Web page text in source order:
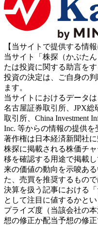
【当サイトで提供する情報
当サイト「株探（かぶた
たは投資に関する助言を
投資の決定は、ご自身の
ます。
当サイトにおけるデータ
名古屋証券取引所、JPX
取引所、China Investment
Inc. 等からの情報の提供
著作権は日本経済新聞社に
株探に掲載される株価チ
移を確認する用途で掲載
来の価値の動向を示唆あ
た、売買を推奨するもので
決算を扱う記事における
として注目に値するかと
プライズ度（当該会社の
想の修正か配当予想の修